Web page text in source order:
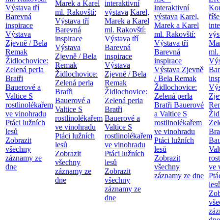
Výstava tří
Barevná
inspirace
Výstava
Zjevně / Bela
Remak
Židlochovice:
Zelená perla
Bratři
Bauerové a
Valtice S
rostlinolékařem
ve vinohradu
Ptáci lužních
lesů
Zobrazit
všechny
záznamy ze
dne
Marek a Karel
ml. Rakovští:
Výstava tří
Barevná
inspirace
Výstava
Zjevně / Bela
Remak
Židlochovice:
Zelená perla
Bratři
Bauerové a
Valtice S
rostlinolékařem
ve vinohradu
Ptáci lužních
lesů
Zobrazit
všechny
záznamy ze
dne
interaktivní
výstava Karel,
Marek a Karel
ml. Rakovští:
Výstava tří
Barevná
inspirace
Výstava
Zjevně / Bela
Remak
Židlochovice:
Zelená perla
Bratři
Bauerové a
Valtice S
rostlinolékařem
ve vinohradu
Ptáci lužních
lesů
Zobrazit
všechny
záznamy ze
dne
interaktivní
výstava Karel,
Marek a Karel
ml. Rakovští:
Výstava tří
Barevná
inspirace
Výstava Zjevně
/ Bela Remak
Židlochovice:
Zelená perla
Bratři Bauerové
a Valtice S
rostlinolékařem
ve vinohradu
Ptáci lužních
lesů
Zobrazit
všechny
záznamy ze dne
ml.
ve